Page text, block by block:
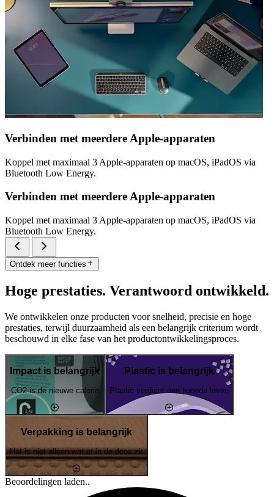
Verbinden met meerdere Apple-apparaten
Koppel met maximaal 3 Apple-apparaten op macOS, iPadOS via
Bluetooth Low Energy.
Verbinden met meerdere Apple-apparaten
Koppel met maximaal 3 Apple-apparaten op macOS, iPadOS via
Bluetooth Low Energy.
Ontdek meer functies
Hoge prestaties. Verantwoord ontwikkeld.
We ontwikkelen onze producten voor snelheid, precisie en hoge
prestaties, terwijl duurzaamheid als een belangrijk criterium wordt
beschouwd in elke fase van het productontwikkelingsproces.
Impact is belangrijk
CO2 is de nieuwe calorie
Plastic is belangrijk
Plastic verdient een tweede leven
Verpakking is belangrijk
Het is niet alleen wat er in de doos zit
Beoordelingen laden..